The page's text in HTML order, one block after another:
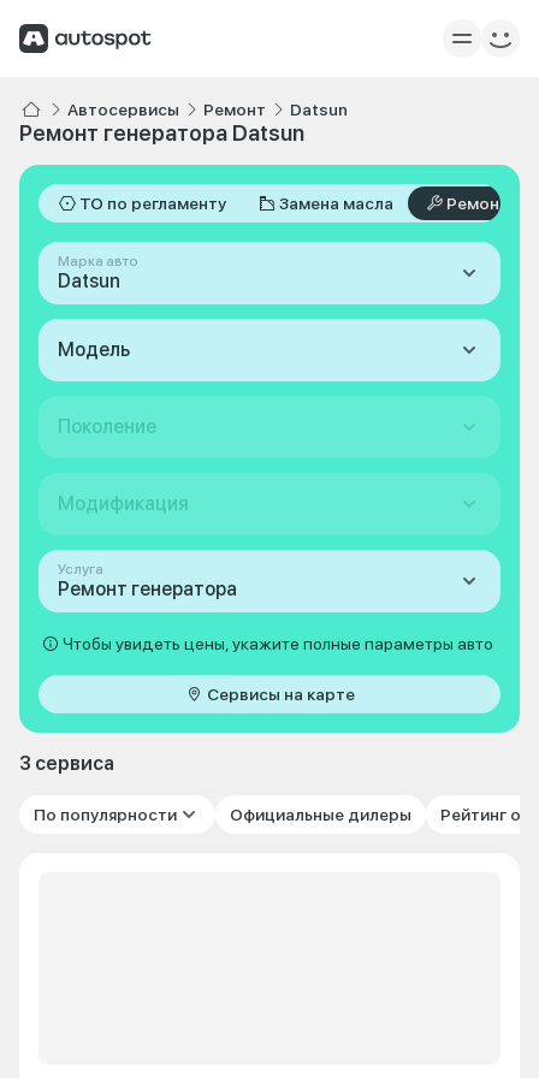
Автосервисы Ремонт Datsun
Ремонт генератора Datsun
ТО по регламенту Замена масла Ремонт
Марка авто
Datsun
Модель
Поколение
Модификация
Услуга
Ремонт генератора
Чтобы увидеть цены, укажите полные параметры авто
Сервисы на карте
3 сервиса
По популярности Официальные дилеры Рейтинг